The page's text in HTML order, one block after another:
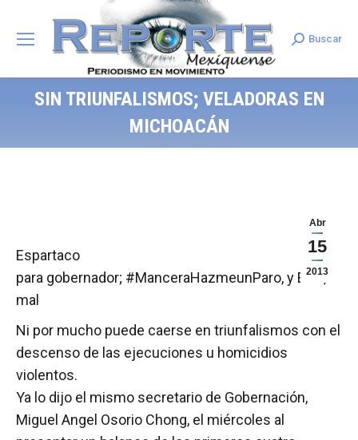
Search:
Buscar
SIN TRIUNFALISMOS; VELADORAS EN
MICHOACÁN
Abr
15
2013
Espartaco
para gobernador; #ManceraHazmeunParo, y Elba,
mal
Ni por mucho puede caerse en triunfalismos con el
descenso de las ejecuciones u homicidios
violentos.
Ya lo dijo el mismo secretario de Gobernación,
Miguel Angel Osorio Chong, el miércoles al